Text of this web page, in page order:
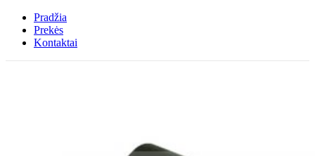
Pradžia
Prekės
Kontaktai